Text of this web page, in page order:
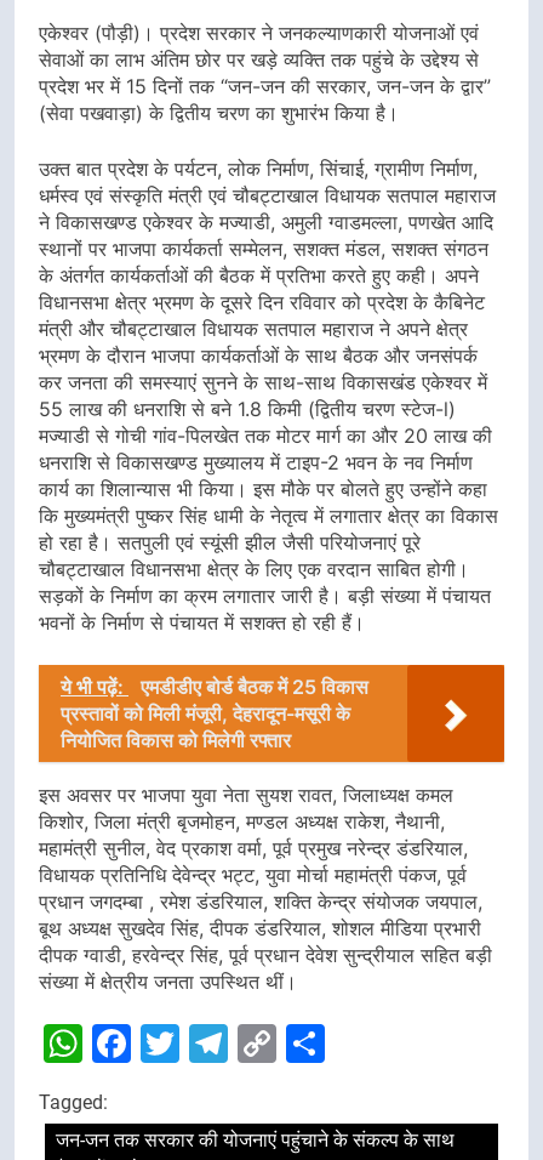
एकेश्वर (पौड़ी)। प्रदेश सरकार ने जनकल्याणकारी योजनाओं एवं
सेवाओं का लाभ अंतिम छोर पर खड़े व्यक्ति तक पहुंचे के उद्देश्य से
प्रदेश भर में 15 दिनों तक “जन-जन की सरकार, जन-जन के द्वार”
(सेवा पखवाड़ा) के द्वितीय चरण का शुभारंभ किया है।
उक्त बात प्रदेश के पर्यटन, लोक निर्माण, सिंचाई, ग्रामीण निर्माण,
धर्मस्व एवं संस्कृति मंत्री एवं चौबट्टाखाल विधायक सतपाल महाराज
ने विकासखण्ड एकेश्वर के मज्याडी, अमुली ग्वाडमल्ला, पणखेत आदि
स्थानों पर भाजपा कार्यकर्ता सम्मेलन, सशक्त मंडल, सशक्त संगठन
के अंतर्गत कार्यकर्ताओं की बैठक में प्रतिभा करते हुए कही। अपने
विधानसभा क्षेत्र भ्रमण के दूसरे दिन रविवार को प्रदेश के कैबिनेट
मंत्री और चौबट्टाखाल विधायक सतपाल महाराज ने अपने क्षेत्र
भ्रमण के दौरान भाजपा कार्यकर्ताओं के साथ बैठक और जनसंपर्क
कर जनता की समस्याएं सुनने के साथ-साथ विकासखंड एकेश्वर में
55 लाख की धनराशि से बने 1.8 किमी (द्वितीय चरण स्टेज-l)
मज्याडी से गोची गांव-पिलखेत तक मोटर मार्ग का और 20 लाख की
धनराशि से विकासखण्ड मुख्यालय में टाइप-2 भवन के नव निर्माण
कार्य का शिलान्यास भी किया। इस मौके पर बोलते हुए उन्होंने कहा
कि मुख्यमंत्री पुष्कर सिंह धामी के नेतृत्व में लगातार क्षेत्र का विकास
हो रहा है। सतपुली एवं स्यूंसी झील जैसी परियोजनाएं पूरे
चौबट्टाखाल विधानसभा क्षेत्र के लिए एक वरदान साबित होगी।
सड़कों के निर्माण का क्रम लगातार जारी है। बड़ी संख्या में पंचायत
भवनों के निर्माण से पंचायत में सशक्त हो रही हैं।
ये भी पढ़ें:
एमडीडीए बोर्ड बैठक में 25 विकास
प्रस्तावों को मिली मंजूरी, देहरादून-मसूरी के
नियोजित विकास को मिलेगी रफ्तार
इस अवसर पर भाजपा युवा नेता सुयश रावत, जिलाध्यक्ष कमल
किशोर, जिला मंत्री बृजमोहन, मण्डल अध्यक्ष राकेश, नैथानी,
महामंत्री सुनील, वेद प्रकाश वर्मा, पूर्व प्रमुख नरेन्द्र डंडरियाल,
विधायक प्रतिनिधि देवेन्द्र भट्ट, युवा मोर्चा महामंत्री पंकज, पूर्व
प्रधान जगदम्बा , रमेश डंडरियाल, शक्ति केन्द्र संयोजक जयपाल,
बूथ अध्यक्ष सुखदेव सिंह, दीपक डंडरियाल, शोशल मीडिया प्रभारी
दीपक ग्वाडी, हरवेन्द्र सिंह, पूर्व प्रधान देवेश सुन्द्रीयाल सहित बड़ी
संख्या में क्षेत्रीय जनता उपस्थित थीं।
WhatsApp
Facebook
Twitter
Telegram
Copy
Tagged:
जन-जन तक सरकार की योजनाएं पहुंचाने के संकल्प के साथ